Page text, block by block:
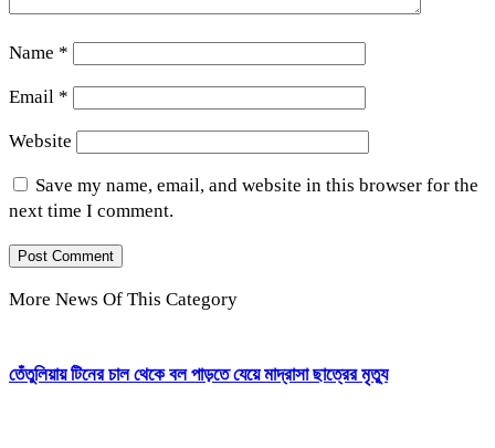
Name *
Email *
Website
Save my name, email, and website in this browser for the
next time I comment.
More News Of This Category
তেঁতুলিয়ায় টিনের চাল থেকে বল পাড়তে যেয়ে মাদ্রাসা ছাত্রের মৃত্যু